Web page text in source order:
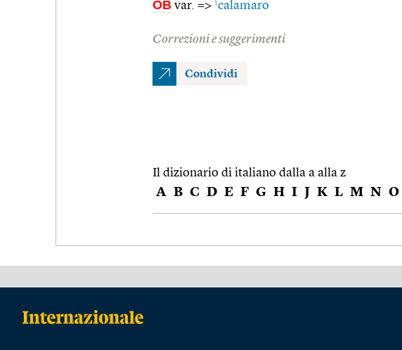
OB var. => 1calamaro
Correzioni e suggerimenti
Condividi
Il dizionario di italiano dalla a alla z
A B C D E F G H I J K L M N O